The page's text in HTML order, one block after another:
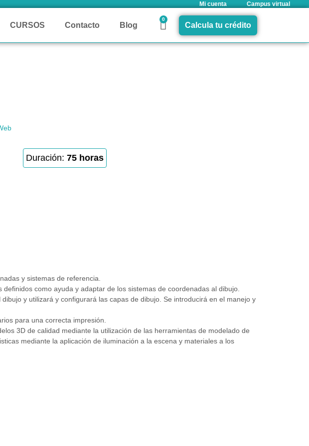
Mi cuenta Campus virtual
CURSOS Contacto Blog
0
Calcula tu crédito
Duración: 75 horas
y sistemas de referencia.
como ayuda y adaptar de los sistemas de coordenadas al dibujo.
y utilizará y configurará las capas de dibujo. Se introducirá en el manejo y
para una correcta impresión.
3D de calidad mediante la utilización de las herramientas de modelado de
mediante la aplicación de iluminación a la escena y materiales a los